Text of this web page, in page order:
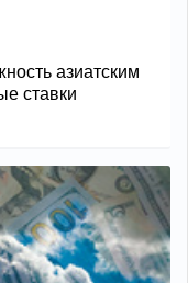
азиатским
ставки